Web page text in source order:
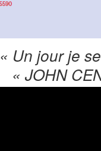
« Un jour je
« JOHN